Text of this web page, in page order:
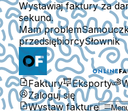
Wystawiaj faktury za
sekund.
Mam problem
przedsiębiorcySłownik
Faktury Eksporty
Zaloguj się
Wystaw fakturę